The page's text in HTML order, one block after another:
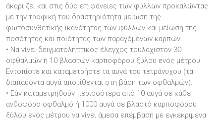
άκαρι ζει και στις δύο επιφάνειες των φύλλων προκαλώντας
με την τροφική του δραστηριότητα μείωση της
φωτοσυνθετικής ικανότητας των φύλλων και μείωση της
ποσότητας και ποιότητας των παραγόμενων καρπών.
• Να γίνει δειγματοληπτικός έλεγχος τουλάχιστον 30
οφθαλμών ή 10 βλαστών καρποφόρου ξύλου ενός μέτρου.
Εντοπίστε και καταμετρήστε τα αυγά του τετράνυχου (τα
διαπαύοντα αυγά αποτίθενται στη βάση των οφθαλμών).
• Εάν καταμετρηθούν περισσότερα από 10 αυγά σε κάθε
ανθοφόρο οφθαλμό ή 1000 αυγά σε βλαστό καρποφόρου
ξύλου ενός μέτρου να γίνει άμεσα επέμβαση με εγκεκριμένα